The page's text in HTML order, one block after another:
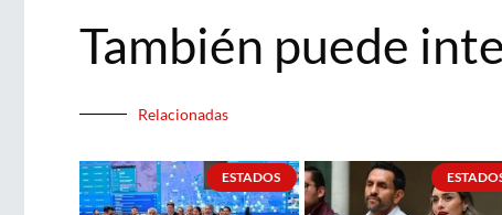
También puede
Relacionadas
ESTADOS